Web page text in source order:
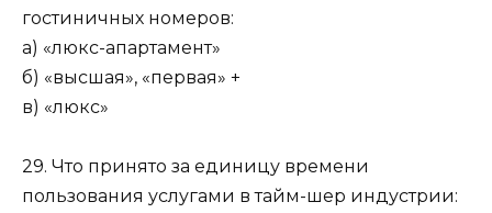
гостиничных номеров:
а) «люкс-апартамент»
б) «высшая», «первая» +
в) «люкс»
29. Что принято за единицу времени
пользования услугами в тайм-шер индустрии: